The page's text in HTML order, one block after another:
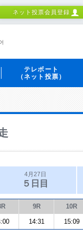
ネット投票会員登録
テレボート
（ネット投票）
4月27日
５日目
9R 10R
14:31 15:09